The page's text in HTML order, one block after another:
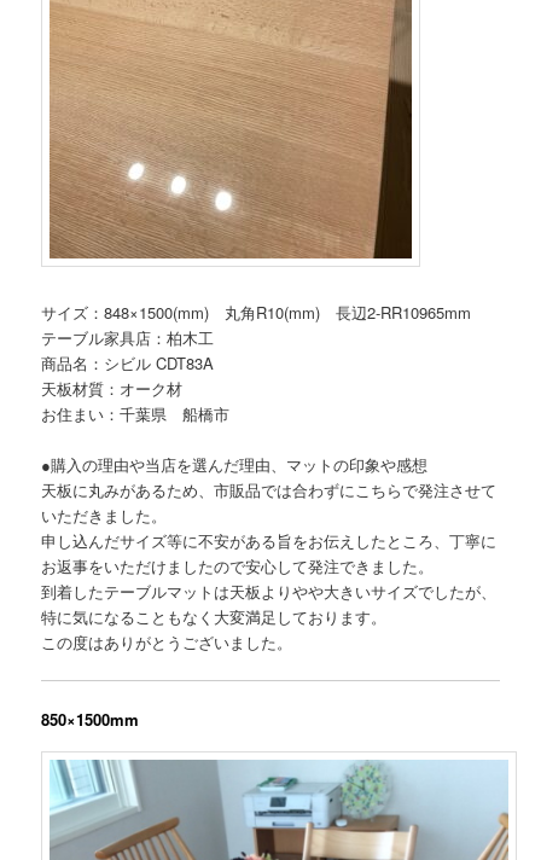
サイズ：848×1500(mm) 丸角R10(mm) 長辺2-RR10965mm
テーブル家具店：柏木工
商品名：シビル CDT83A
天板材質：オーク材
お住まい：千葉県 船橋市
●購入の理由や当店を選んだ理由、マットの印象や感想
天板に丸みがあるため、市販品では合わずにこちらで発注させて
いただきました。
申し込んだサイズ等に不安がある旨をお伝えしたところ、丁寧に
お返事をいただけましたので安心して発注できました。
到着したテーブルマットは天板よりやや大きいサイズでしたが、
特に気になることもなく大変満足しております。
この度はありがとうございました。
850×1500mm